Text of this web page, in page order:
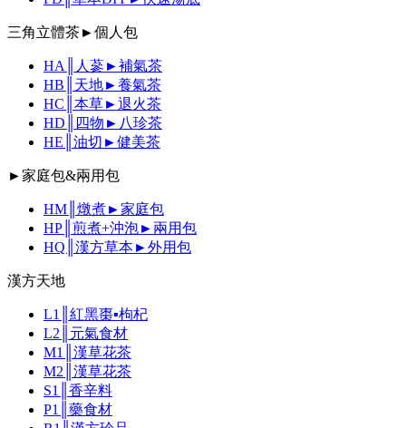
三角立體茶►個人包
HA║人蔘►補氣茶
HB║天地►養氣茶
HC║本草►退火茶
HD║四物►八珍茶
HE║油切►健美茶
►家庭包&兩用包
HM║燉煮►家庭包
HP║煎煮+沖泡►兩用包
HQ║漢方草本►外用包
漢方天地
L1║紅黑棗▪枸杞
L2║元氣食材
M1║漢草花茶
M2║漢草花茶
S1║香辛料
P1║藥食材